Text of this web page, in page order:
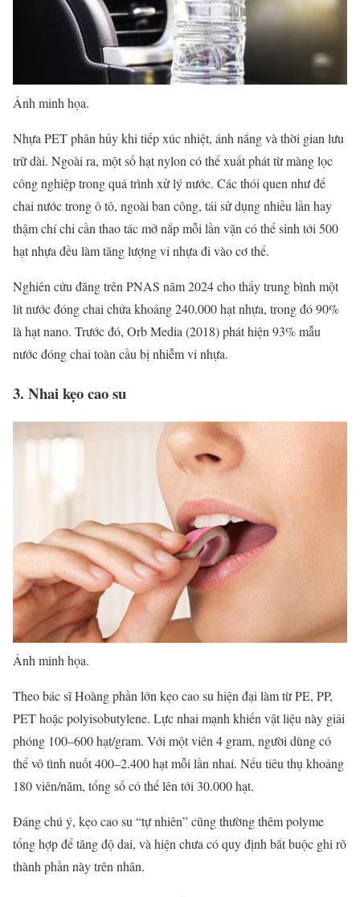
Ảnh minh họa.
Nhựa PET phân hủy khi tiếp xúc nhiệt, ánh nắng và thời gian lưu
trữ dài. Ngoài ra, một số hạt nylon có thể xuất phát từ màng lọc
công nghiệp trong quá trình xử lý nước. Các thói quen như để
chai nước trong ô tô, ngoài ban công, tái sử dụng nhiều lần hay
thậm chí chỉ cần thao tác mở nắp mỗi lần vặn có thể sinh tới 500
hạt nhựa đều làm tăng lượng vi nhựa đi vào cơ thể.
Nghiên cứu đăng trên PNAS năm 2024 cho thấy trung bình một
lít nước đóng chai chứa khoảng 240.000 hạt nhựa, trong đó 90%
là hạt nano. Trước đó, Orb Media (2018) phát hiện 93% mẫu
nước đóng chai toàn cầu bị nhiễm vi nhựa.
3. Nhai kẹo cao su
Ảnh minh họa.
Theo bác sĩ Hoàng phần lớn kẹo cao su hiện đại làm từ PE, PP,
PET hoặc polyisobutylene. Lực nhai mạnh khiến vật liệu này giải
phóng 100–600 hạt/gram. Với một viên 4 gram, người dùng có
thể vô tình nuốt 400–2.400 hạt mỗi lần nhai. Nếu tiêu thụ khoảng
180 viên/năm, tổng số có thể lên tới 30.000 hạt.
Đáng chú ý, kẹo cao su “tự nhiên” cũng thường thêm polyme
tổng hợp để tăng độ dai, và hiện chưa có quy định bắt buộc ghi rõ
thành phần này trên nhãn.